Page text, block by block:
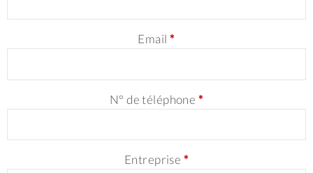
Email*
N° de téléphone *
Entreprise *